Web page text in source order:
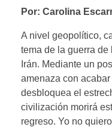
Por: Carolina
A nivel geopolítico,
tema de la guerra
Irán. Mediante un
amenaza con
desbloquea el
civilización morirá
regreso. Yo no